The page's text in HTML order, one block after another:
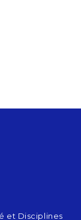
et Disciplines